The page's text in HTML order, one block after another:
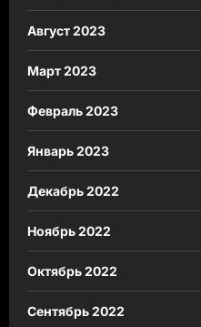
Август 2023
Март 2023
Февраль 2023
Январь 2023
Декабрь 2022
Ноябрь 2022
Октябрь 2022
Сентябрь 2022